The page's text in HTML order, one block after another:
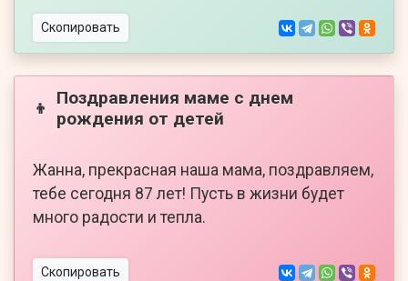
Скопировать
👦
Поздравления маме с днем
рождения от детей
Жанна, прекрасная наша мама, поздравляем,
тебе сегодня 87 лет! Пусть в жизни будет
много радости и тепла.
Скопировать